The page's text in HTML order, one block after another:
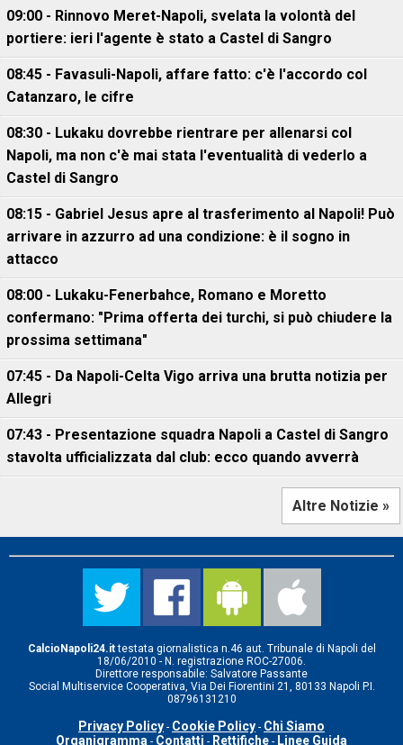
09:00 - Rinnovo Meret-Napoli, svelata la volontà del
portiere: ieri l'agente è stato a Castel di Sangro
08:45 - Favasuli-Napoli, affare fatto: c'è l'accordo col
Catanzaro, le cifre
08:30 - Lukaku dovrebbe rientrare per allenarsi col
Napoli, ma non c'è mai stata l'eventualità di vederlo a
Castel di Sangro
08:15 - Gabriel Jesus apre al trasferimento al Napoli! Può
arrivare in azzurro ad una condizione: è il sogno in
attacco
08:00 - Lukaku-Fenerbahce, Romano e Moretto
confermano: "Prima offerta dei turchi, si può chiudere la
prossima settimana"
07:45 - Da Napoli-Celta Vigo arriva una brutta notizia per
Allegri
07:43 - Presentazione squadra Napoli a Castel di Sangro
stavolta ufficializzata dal club: ecco quando avverrà
Altre Notizie »
CalcioNapoli24.ittestata giornalistica n.46 aut. Tribunale di Napoli del
18/06/2010 - N. registrazione ROC-27006.
Direttore responsabile: Salvatore Passante
Social Multiservice Cooperativa, Via Dei Fiorentini 21, 80133 Napoli P.I.
08796131210
Privacy Policy - Cookie Policy - Chi Siamo
Organigramma - Contatti - Rettifiche - Linee Guida